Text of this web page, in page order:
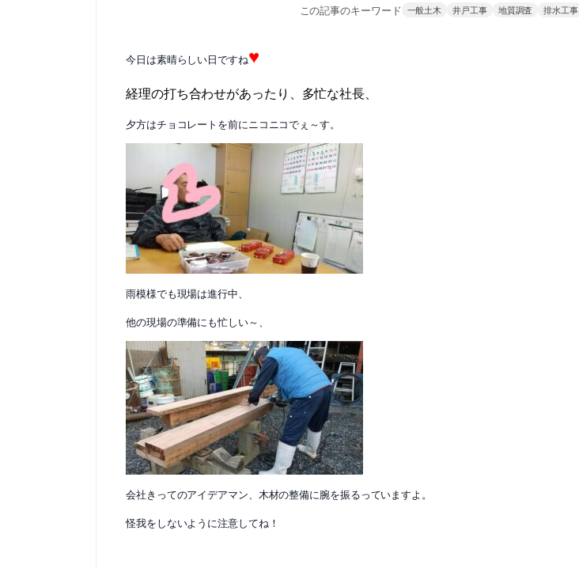
この記事のキーワード 一般土木 井戸工事 地質調査 排水工事
今日は素晴らしい日ですね♥
経理の打ち合わせがあったり、多忙な社長、
夕方はチョコレートを前にニコニコでぇ～す。
雨模様でも現場は進行中、
他の現場の準備にも忙しい～、
会社きってのアイデアマン、木材の整備に腕を振るっていますよ。
怪我をしないように注意してね！